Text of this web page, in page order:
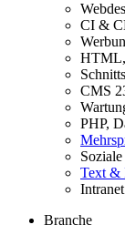
CI &
CMS
PHP,
Text &
Intranet
Branche